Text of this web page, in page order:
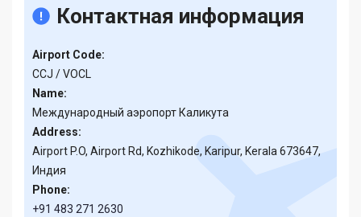
Контактная информация
Airport Code:
CCJ / VOCL
Name:
Международный аэропорт Каликута
Address:
Airport P.O, Airport Rd, Kozhikode, Karipur, Kerala 673647,
Индия
Phone:
+91 483 271 2630